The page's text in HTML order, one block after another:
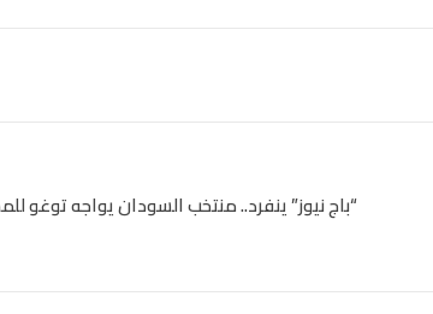
“باج نيوز” ينفرد.. منتخب السودان يواجه توغو